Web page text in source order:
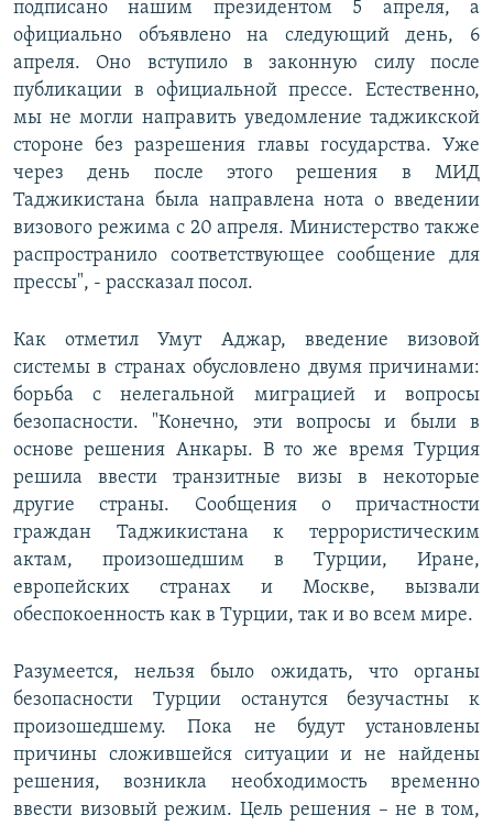
подписано нашим президентом 5 апреля, а
официально объявлено на следующий день, 6
апреля. Оно вступило в законную силу после
публикации в официальной прессе. Естественно,
мы не могли направить уведомление таджикской
стороне без разрешения главы государства. Уже
через день после этого решения в МИД
Таджикистана была направлена нота о введении
визового режима с 20 апреля. Министерство также
распространило соответствующее сообщение для
прессы", - рассказал посол.
Как отметил Умут Аджар, введение визовой
системы в странах обусловлено двумя причинами:
борьба с нелегальной миграцией и вопросы
безопасности. "Конечно, эти вопросы и были в
основе решения Анкары. В то же время Турция
решила ввести транзитные визы в некоторые
другие страны. Сообщения о причастности
граждан Таджикистана к террористическим
актам, произошедшим в Турции, Иране,
европейских странах и Москве, вызвали
обеспокоенность как в Турции, так и во всем мире.
Разумеется, нельзя было ожидать, что органы
безопасности Турции останутся безучастны к
произошедшему. Пока не будут установлены
причины сложившейся ситуации и не найдены
решения, возникла необходимость временно
ввести визовый режим. Цель решения – не в том,